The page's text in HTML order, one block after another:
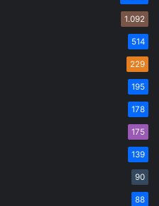
1.092
514
229
195
178
175
139
90
88